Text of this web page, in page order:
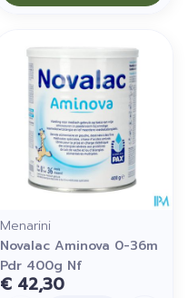
Menarini
Novalac Aminova 0-36m
Pdr 400g Nf
€ 42,30